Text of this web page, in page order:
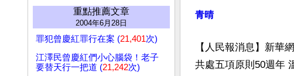
重點推薦文章
2004年6月28日
罪犯曾慶紅罪行在案 (21,401次)
江澤民曾慶紅們小心腦袋！老子
要替天行一把道 (21,242次)
青晴
【人民報消息】新華
共處五項原則50週年